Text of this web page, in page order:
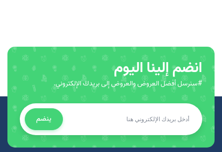
انضم إلينا اليوم
#سنرسل أفضل العروض والعروض إلى بريدك الإلكتروني.
ينضم